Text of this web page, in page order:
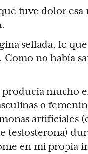
tuve dolor
sellada, lo
no había
mucho
o
artificiales
testosterona)
en mi propia